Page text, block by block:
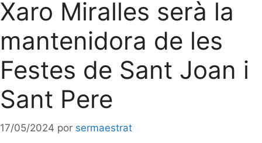
Xaro Miralles serà la
mantenidora de les
Festes de Sant Joan i
Sant Pere
17/05/2024 por sermaestrat